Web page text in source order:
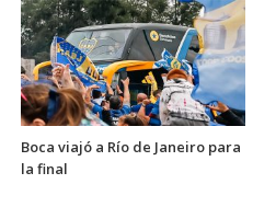
Boca viajó a Río de Janeiro para
la final